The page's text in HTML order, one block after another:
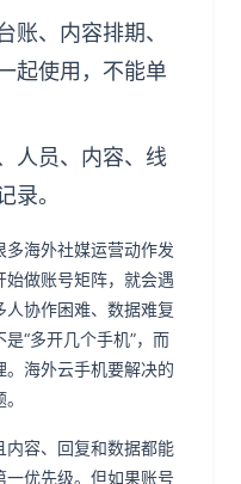
账、内容排期、
起使用，不能单
人员、内容、线
录。
海外社媒运营动作发
做账号矩阵，就会遇
协作困难、数据难复
“多开几个手机”，而
海外云手机要解决的
内容、回复和数据都能
优先级。但如果账号